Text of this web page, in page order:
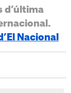
d’última
Nacional